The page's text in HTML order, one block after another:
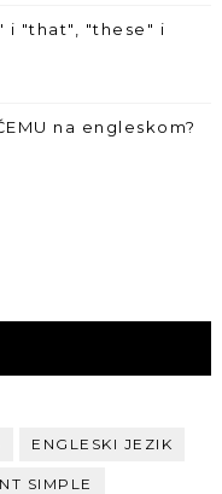
i "that", "these" i
na engleskom?
ENGLESKI JEZIK
SIMPLE